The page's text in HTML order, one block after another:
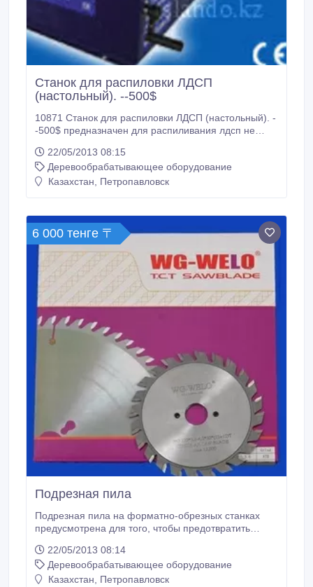
Станок для распиловки ЛДСП
(настольный). --500$
10871 Станок для распиловки ЛДСП (настольный). -
-500$ предназначен для распиливания лдсп не
254x30 mm saw * 4800 rpm * 22 kg * 430x685 table
sizes * 80 mm cutting at 90° * 55 mm cutting at 45°
отправка по казахстану-бесплатно m-c http://stanok-
22/05/2013 08:15
Деревообрабатывающее оборудование
Казахстан, Петропавловск
6 000 тенге 〒
Подрезная пила
Подрезная пила на форматно-обрезных станках
предусмотрена для того, чтобы предотвратить
раскраиваемой плиты. Используется вместе с
основной пилой для предотвращения скалывания
на нижней стороне панелей. Габариты: --Диаметр
22/05/2013 08:14
Деревообрабатывающее оборудование
Казахстан, Петропавловск